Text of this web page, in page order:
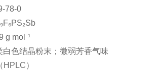
78-0
g mol⁻¹
白色结晶粉末；微弱芳香气味
）